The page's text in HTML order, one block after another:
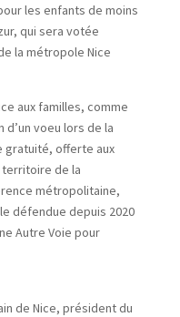
les enfants de moins
qui sera votée
la métropole Nice
aux familles, comme
d’un voeu lors de la
gratuité, offerte aux
de la
métropolitaine,
défendue depuis 2020
Autre Voie pour
de Nice, président du